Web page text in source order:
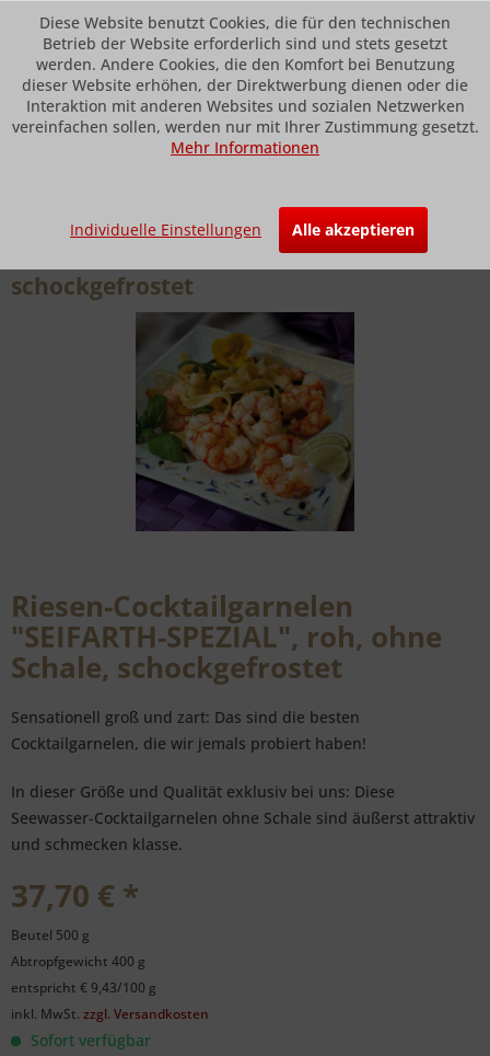
Menü
Riesen-Cocktailgarnelen "SEIFARTH-
SPEZIAL", roh, ohne Schale,
schockgefrostet
Riesen-Cocktailgarnelen
"SEIFARTH-SPEZIAL", roh, ohne
Schale, schockgefrostet
Sensationell groß und zart: Das sind die besten
Cocktailgarnelen, die wir jemals probiert haben!
In dieser Größe und Qualität exklusiv bei uns: Diese
Seewasser-Cocktailgarnelen ohne Schale sind äußerst attraktiv
und schmecken klasse.
37,70 € *
Beutel 500 g
Abtropfgewicht 400 g
entspricht € 9,43/100 g
inkl. MwSt. zzgl. Versandkosten
Sofort verfügbar
Diese Website benutzt Cookies, die für den technischen
Betrieb der Website erforderlich sind und stets gesetzt
werden. Andere Cookies, die den Komfort bei Benutzung
dieser Website erhöhen, der Direktwerbung dienen oder die
Interaktion mit anderen Websites und sozialen Netzwerken
vereinfachen sollen, werden nur mit Ihrer Zustimmung gesetzt.
Mehr Informationen
Individuelle Einstellungen Alle akzeptieren